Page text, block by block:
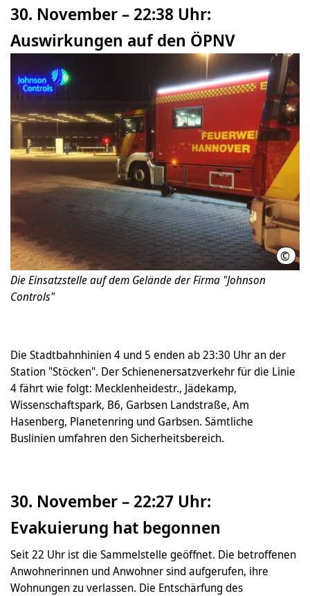
30. November – 22:38 Uhr:
Auswirkungen auf den ÖPNV
© LHH
Die Einsatzstelle auf dem Gelände der Firma "Johnson
Controls"
Die Stadtbahnhinien 4 und 5 enden ab 23:30 Uhr an der
Station "Stöcken". Der Schienenersatzverkehr für die Linie
4 fährt wie folgt: Mecklenheidestr., Jädekamp,
Wissenschaftspark, B6, Garbsen Landstraße, Am
Hasenberg, Planetenring und Garbsen. Sämtliche
Buslinien umfahren den Sicherheitsbereich.
30. November – 22:27 Uhr:
Evakuierung hat begonnen
Seit 22 Uhr ist die Sammelstelle geöffnet. Die betroffenen
Anwohnerinnen und Anwohner sind aufgerufen, ihre
Wohnungen zu verlassen. Die Entschärfung des